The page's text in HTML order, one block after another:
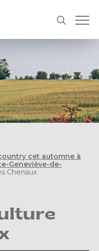
cet automne à
Geneviève-de-
Chenaux